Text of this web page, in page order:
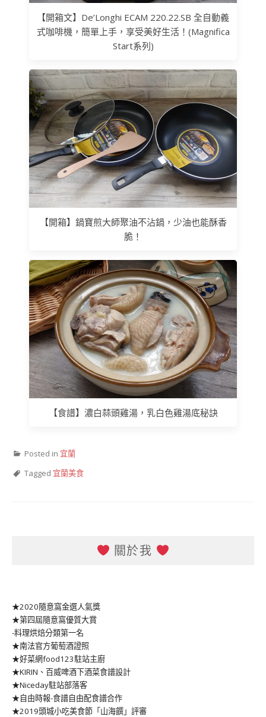
【開箱文】De’Longhi ECAM 220.22.SB 全自動義
式咖啡機，簡單上手，享受美好生活！(Magnifica
Start系列)
【開箱】鍋寶煎大師聚油不沾鍋，少油也能酥香
脆！
【食譜】濃白蒜頭雞湯，乳白色雞湯底秘訣
Posted in 宜蘭
Tagged 宜蘭美食
關於我
★2020隨意窩金選人氣獎
★第四屆隨意窩優質大賞
-料理烘焙分類第一名
★南法官方葡萄酒證照
★好菜網food123駐站主廚
★KIRIN、百威啤酒下酒菜食譜設計
★Niceday駐站部落客
★自由時報-食譜自由配食譜合作
★2019頭城小吃美食節「山海饌」評審